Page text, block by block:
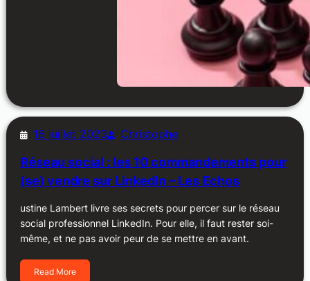
16 juillet 2023 Christophe
Réseau social : les 10 commandements pour
(se) vendre sur LinkedIn – Les Echos
ustine Lambert livre ses secrets pour percer sur le réseau
social professionnel LinkedIn. Pour elle, il faut rester soi-
même, et ne pas avoir peur de se mettre en avant.
Read More